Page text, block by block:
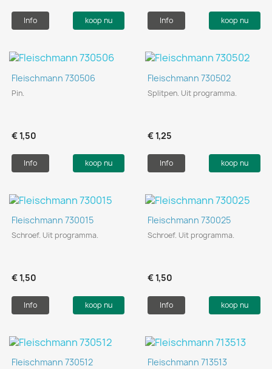
Info koop nu Info koop nu
Fleischmann 730506
Pin.
€ 1,50
Info koop nu
Fleischmann 730502
Splitpen. Uit programma.
€ 1,25
Info koop nu
Fleischmann 730015
Schroef. Uit programma.
€ 1,50
Info koop nu
Fleischmann 730025
Schroef. Uit programma.
€ 1,50
Info koop nu
Fleischmann 730512 Fleischmann 713513